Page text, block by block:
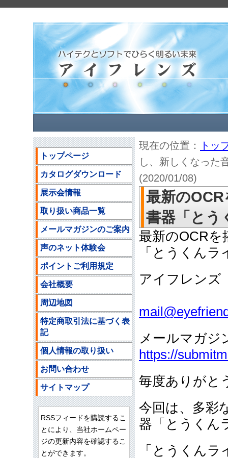
現在の位置：
トッ
し、新しくなった
(2020/01/08)
最新の
書器「とう
最新のOCRを
「とうくん
アイフレン
メールマガジ
https://
毎度ありがと
今回は、多彩
器「とうくん
「とうくん
トップページ
カタログダウンロード
展示会情報
取り扱い商品一覧
メールマガジンのご案内
声のネット体験会
ポイントご利用規定
会社概要
周辺地図
特定商取引法に基づく表
記
個人情報の取り扱い
お問い合わせ
サイトマップ
RSSフィードを購読するこ
とにより、当社ホームペー
ジの更新内容を確認するこ
とができます。